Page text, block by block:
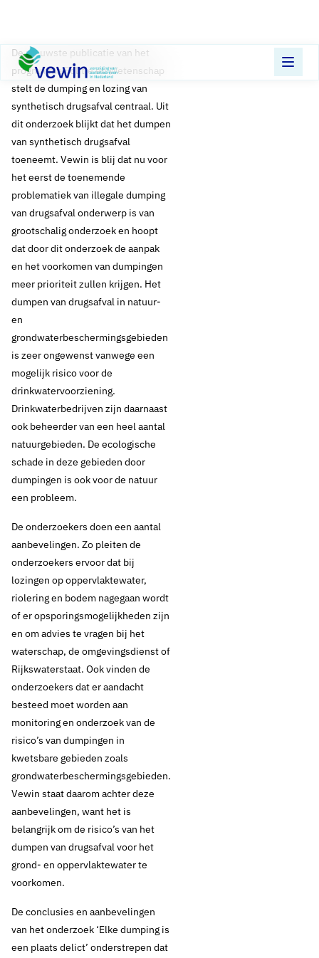
Direct naar content
Terug naar de startpagina
​De nieuwste publicatie van het
programma Politie en Wetenschap
stelt de dumping en lozing van
synthetisch drugsafval centraal. Uit
dit onderzoek blijkt dat het dumpen
van synthetisch drugsafval
toeneemt. Vewin is blij dat nu voor
het eerst de toenemende
problematiek van illegale dumping
van drugsafval onderwerp is van
grootschalig onderzoek en hoopt
dat door dit onderzoek de aanpak
en het voorkomen van dumpingen
meer prioriteit zullen krijgen. Het
dumpen van drugsafval in natuur-
en
grondwaterbeschermingsgebieden
is zeer ongewenst vanwege een
mogelijk risico voor de
drinkwatervoorziening.
Drinkwaterbedrijven zijn daarnaast
ook beheerder van een heel aantal
natuurgebieden. De ecologische
schade in deze gebieden door
dumpingen is ook voor de natuur
een probleem.
De onderzoekers doen een aantal
aanbevelingen. Zo pleiten de
onderzoekers ervoor dat bij
lozingen op oppervlaktewater,
riolering en bodem nagegaan wordt
of er opsporingsmogelijkheden zijn
en om advies te vragen bij het
waterschap, de omgevingsdienst of
Rijkswaterstaat. Ook vinden de
onderzoekers dat er aandacht
besteed moet worden aan
monitoring en onderzoek van de
risico’s van dumpingen in
kwetsbare gebieden zoals
grondwaterbeschermingsgebieden.
Vewin staat daarom achter deze
aanbevelingen, want het is
belangrijk om de risico’s van het
dumpen van drugsafval voor het
grond- en oppervlaktewater te
voorkomen.
De conclusies en aanbevelingen
van het onderzoek ‘Elke dumping is
een plaats delict’ onderstrepen dat